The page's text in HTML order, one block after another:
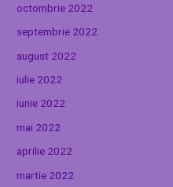
octombrie 2022
septembrie 2022
august 2022
iulie 2022
iunie 2022
mai 2022
aprilie 2022
martie 2022